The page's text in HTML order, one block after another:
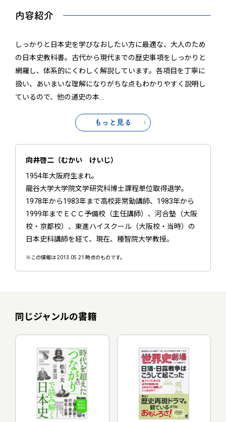
内容紹介
しっかりと日本史を学びなおしたい方に最適な、大人のため
の日本史教科書。古代から現代までの歴史事項をしっかりと
網羅し、体系的にくわしく解説しています。各項目を丁寧に
扱い、あいまいな理解になりがちな点もわかりやすく説明し
ているので、他の通史の本
もっと見る
向井啓二（むかい けいじ）
1954年大阪府生まれ。
龍谷大学大学院文学研究科博士課程単位取得退学。
1978年から1983年まで高校非常勤講師、1983年から
1999年までＥＣＣ予備校（主任講師）、河合塾（大阪
校・京都校）、東進ハイスクール（大阪校・当時）の
日本史科講師を経て、現在、種智院大学教授。
※この情報は 2013.05.21 時点のものです。
同じジャンルの書籍